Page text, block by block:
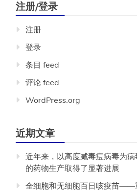
注册/登录
注册
登录
条目 feed
评论 feed
WordPress.org
近期文章
近年来，以高度减毒痘病毒为病
的药物生产取得了显著进展
全细胞和无细胞百日咳疫苗——